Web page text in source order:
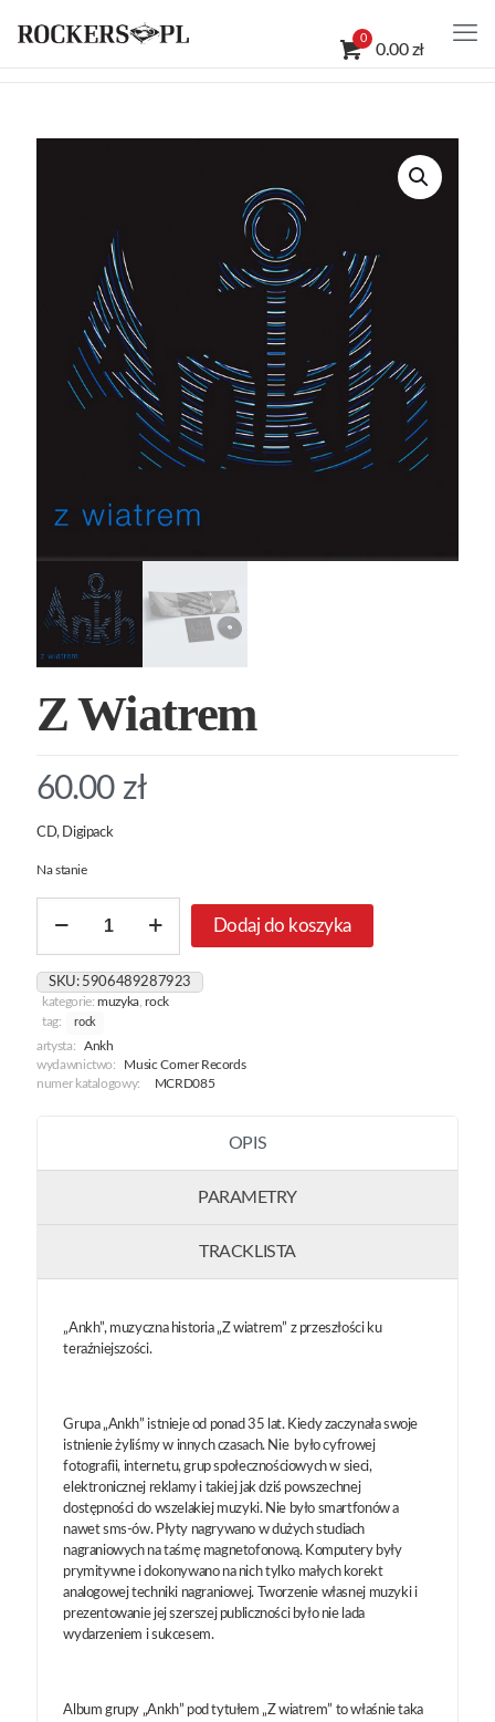
0
0.00 zł
Z Wiatrem
60.00 zł
CD, Digipack
Na stanie
Dodaj do koszyka
SKU: 5906489287923
kategorie:muzyka ,rock
tag:
rock
artysta:
Ankh
wydawnictwo:
Music Corner Records
numer katalogowy:
MCRD085
OPIS
PARAMETRY
TRACKLISTA
„Ankh”, muzyczna historia „Z wiatrem” z przeszłości ku
teraźniejszości.
Grupa „Ankh” istnieje od ponad 35 lat. Kiedy zaczynała swoje
istnienie żyliśmy w innych czasach. Nie było cyfrowej
fotografii, internetu, grup społecznościowych w sieci,
elektronicznej reklamy i takiej jak dziś powszechnej
dostępności do wszelakiej muzyki. Nie było smartfonów a
nawet sms-ów. Płyty nagrywano w dużych studiach
nagraniowych na taśmę magnetofonową. Komputery były
prymitywne i dokonywano na nich tylko małych korekt
analogowej techniki nagraniowej. Tworzenie własnej muzyki i
prezentowanie jej szerszej publiczności było nie lada
wydarzeniem i sukcesem.
Album grupy „Ankh” pod tytułem „Z wiatrem” to właśnie taka